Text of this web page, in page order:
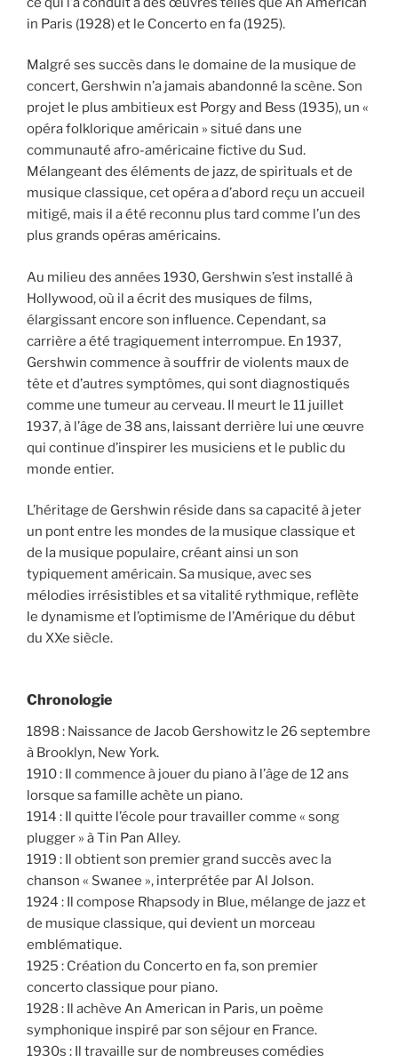
in Paris (1928) et le Concerto en fa (1925).
Malgré ses succès dans le domaine de la musique de
concert, Gershwin n’a jamais abandonné la scène. Son
projet le plus ambitieux est Porgy and Bess (1935), un «
opéra folklorique américain » situé dans une
communauté afro-américaine fictive du Sud.
Mélangeant des éléments de jazz, de spirituals et de
musique classique, cet opéra a d’abord reçu un accueil
mitigé, mais il a été reconnu plus tard comme l’un des
plus grands opéras américains.
Au milieu des années 1930, Gershwin s’est installé à
Hollywood, où il a écrit des musiques de films,
élargissant encore son influence. Cependant, sa
carrière a été tragiquement interrompue. En 1937,
Gershwin commence à souffrir de violents maux de
tête et d’autres symptômes, qui sont diagnostiqués
comme une tumeur au cerveau. Il meurt le 11 juillet
1937, à l’âge de 38 ans, laissant derrière lui une œuvre
qui continue d’inspirer les musiciens et le public du
monde entier.
L’héritage de Gershwin réside dans sa capacité à jeter
un pont entre les mondes de la musique classique et
de la musique populaire, créant ainsi un son
typiquement américain. Sa musique, avec ses
mélodies irrésistibles et sa vitalité rythmique, reflète
le dynamisme et l’optimisme de l’Amérique du début
du XXe siècle.
Chronologie
1898 : Naissance de Jacob Gershowitz le 26 septembre
à Brooklyn, New York.
1910 : Il commence à jouer du piano à l’âge de 12 ans
lorsque sa famille achète un piano.
1914 : Il quitte l’école pour travailler comme « song
plugger » à Tin Pan Alley.
1919 : Il obtient son premier grand succès avec la
chanson « Swanee », interprétée par Al Jolson.
1924 : Il compose Rhapsody in Blue, mélange de jazz et
de musique classique, qui devient un morceau
emblématique.
1925 : Création du Concerto en fa, son premier
concerto classique pour piano.
1928 : Il achève An American in Paris, un poème
symphonique inspiré par son séjour en France.
1930s : Il travaille sur de nombreuses comédies